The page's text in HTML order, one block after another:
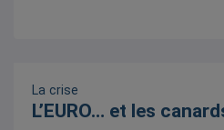
La crise
L’EURO… et les